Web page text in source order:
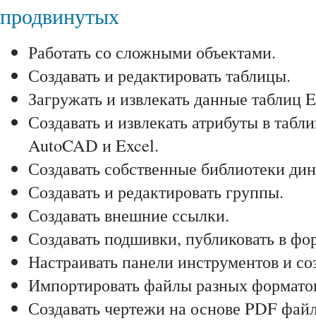
продвинутых
Работать со сложными объектами.
Создавать и редактировать таблицы.
Загружать и извлекать данные таблиц
Создавать и извлекать атрибуты в
AutoCAD и Excel.
Создавать собственные библиотеки
Создавать и редактировать группы.
Создавать внешние ссылки.
Создавать подшивки, публиковать в
Настраивать панели инструментов и
Импортировать файлы разных
Создавать чертежи на основе PDF